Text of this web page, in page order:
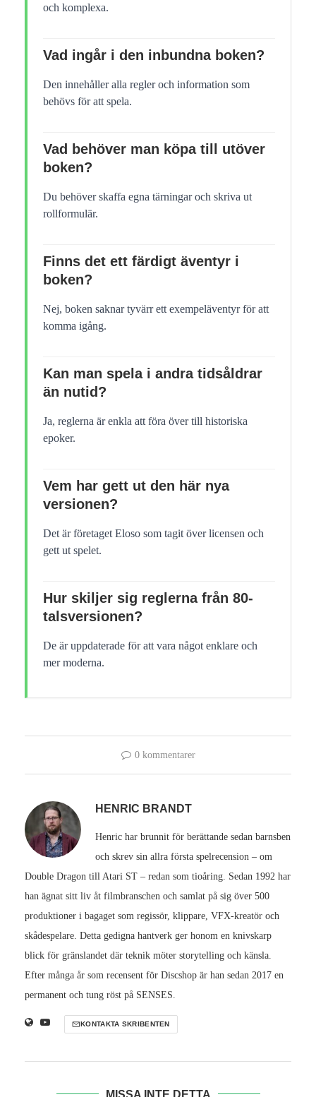
och komplexa.
Vad ingår i den inbundna boken?
Den innehåller alla regler och information som
behövs för att spela.
Vad behöver man köpa till utöver
boken?
Du behöver skaffa egna tärningar och skriva ut
rollformulär.
Finns det ett färdigt äventyr i
boken?
Nej, boken saknar tyvärr ett exempeläventyr för att
komma igång.
Kan man spela i andra tidsåldrar
än nutid?
Ja, reglerna är enkla att föra över till historiska
epoker.
Vem har gett ut den här nya
versionen?
Det är företaget Eloso som tagit över licensen och
gett ut spelet.
Hur skiljer sig reglerna från 80-
talsversionen?
De är uppdaterade för att vara något enklare och
mer moderna.
0 kommentarer
HENRIC BRANDT
Henric har brunnit för berättande sedan barnsben
och skrev sin allra första spelrecension – om
Double Dragon till Atari ST – redan som tioåring. Sedan 1992 har
han ägnat sitt liv åt filmbranschen och samlat på sig över 500
produktioner i bagaget som regissör, klippare, VFX-kreatör och
skådespelare. Detta gedigna hantverk ger honom en knivskarp
blick för gränslandet där teknik möter storytelling och känsla.
Efter många år som recensent för Discshop är han sedan 2017 en
permanent och tung röst på SENSES.
KONTAKTA SKRIBENTEN
MISSA INTE DETTA